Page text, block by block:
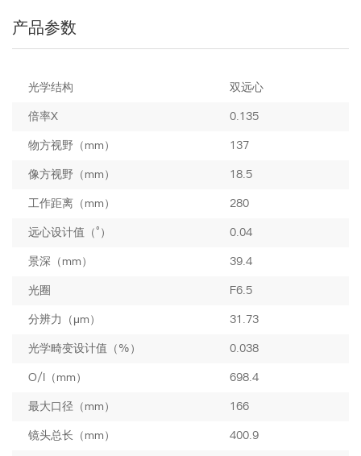
产品参数
光学结构 双远心
倍率X 0.135
物方视野（mm） 137
像方视野（mm） 18.5
工作距离（mm） 280
远心设计值（°） 0.04
景深（mm） 39.4
光圈 F6.5
分辨力（μm） 31.73
光学畸变设计值（%） 0.038
O/I（mm） 698.4
最大口径（mm） 166
镜头总长（mm） 400.9